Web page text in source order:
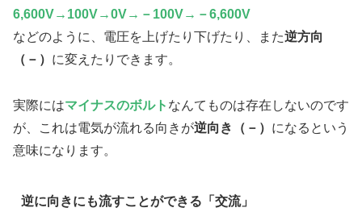
6,600V→100V→0V→－100V→－6,600V
などのように、電圧を上げたり下げたり、また逆方向
（－） に変えたりできます。
実際にはマイナスのボルト なんてものは存在しないのです
が、これは電気が流れる向きが逆向き（－） になるという
意味になります。
逆に向きにも流すことができる「交流」